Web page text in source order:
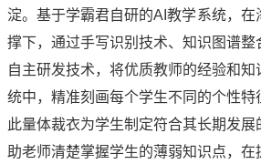
淀。基于学霸君自研的AI教学系统，在
撑下，通过手写识别技术、知识图谱整
自主研发技术，将优质教师的经验和
统中，精准刻画每个学生不同的个性
此量体裁衣为学生制定符合其长期发
助老师清楚掌握学生的薄弱知识点，在